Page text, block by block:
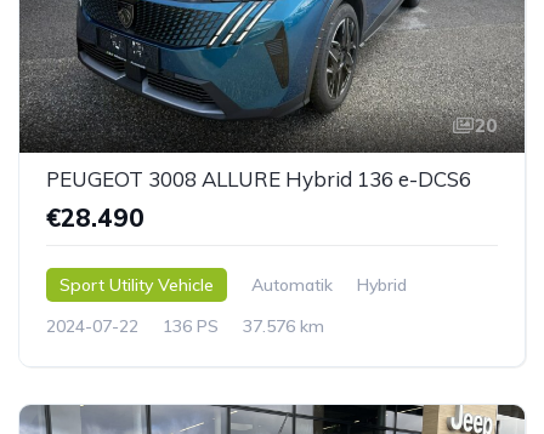
20
PEUGEOT 3008 ALLURE Hybrid 136 e-DCS6
€28.490
Sport Utility Vehicle Automatik
Hybrid
2024-07-22
136 PS 37.576 km